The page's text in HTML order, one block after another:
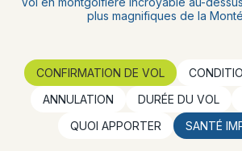
plus magnifiques de la
CONFIRMATION DE VOL
ANNULATION
DURÉE DU VOL
QUOI APPORTER
SANTÉ